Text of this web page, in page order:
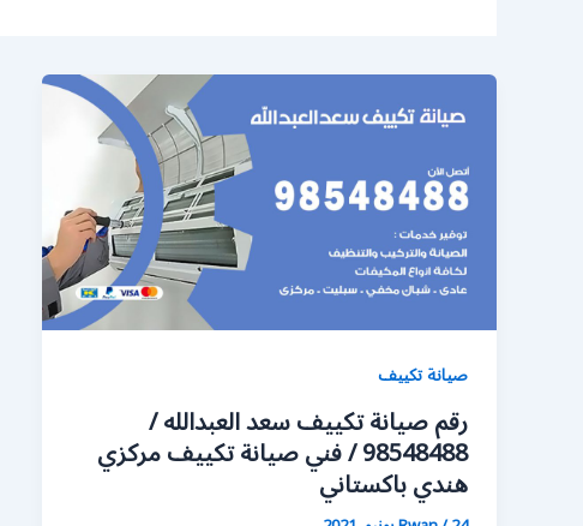
صيانة تكييف
رقم صيانة تكييف سعد العبدالله /
98548488 / فني صيانة تكييف مركزي
هندي باكستاني